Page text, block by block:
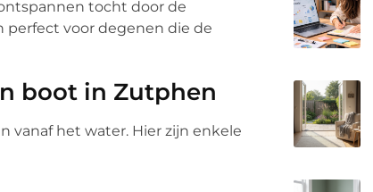
tocht door de
perfect voor degenen die de
boot in Zutphen
vanaf het water. Hier zijn enkele